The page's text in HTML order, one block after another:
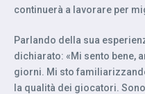
continuerà a lavorare per
Parlando della sua
dichiarato: «Mi sento bene,
giorni. Mi sto
la qualità dei giocatori.